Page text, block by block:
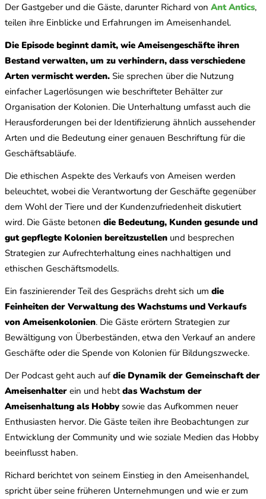
Der Gastgeber und die Gäste, darunter Richard von Ant Antics,
teilen ihre Einblicke und Erfahrungen im Ameisenhandel.
Die Episode beginnt damit, wie Ameisengeschäfte ihren
Bestand verwalten, um zu verhindern, dass verschiedene
Arten vermischt werden. Sie sprechen über die Nutzung
einfacher Lagerlösungen wie beschrifteter Behälter zur
Organisation der Kolonien. Die Unterhaltung umfasst auch die
Herausforderungen bei der Identifizierung ähnlich aussehender
Arten und die Bedeutung einer genauen Beschriftung für die
Geschäftsabläufe.
Die ethischen Aspekte des Verkaufs von Ameisen werden
beleuchtet, wobei die Verantwortung der Geschäfte gegenüber
dem Wohl der Tiere und der Kundenzufriedenheit diskutiert
wird. Die Gäste betonen die Bedeutung, Kunden gesunde und
gut gepflegte Kolonien bereitzustellen und besprechen
Strategien zur Aufrechterhaltung eines nachhaltigen und
ethischen Geschäftsmodells.
Ein faszinierender Teil des Gesprächs dreht sich um die
Feinheiten der Verwaltung des Wachstums und Verkaufs
von Ameisenkolonien. Die Gäste erörtern Strategien zur
Bewältigung von Überbeständen, etwa den Verkauf an andere
Geschäfte oder die Spende von Kolonien für Bildungszwecke.
Der Podcast geht auch aufdie Dynamik der Gemeinschaft der
Ameisenhalter ein und hebtdas Wachstum der
Ameisenhaltung als Hobby sowie das Aufkommen neuer
Enthusiasten hervor. Die Gäste teilen ihre Beobachtungen zur
Entwicklung der Community und wie soziale Medien das Hobby
beeinflusst haben.
Richard berichtet von seinem Einstieg in den Ameisenhandel,
spricht über seine früheren Unternehmungen und wie er zum